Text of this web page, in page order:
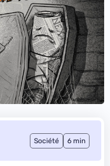
Société 6 min